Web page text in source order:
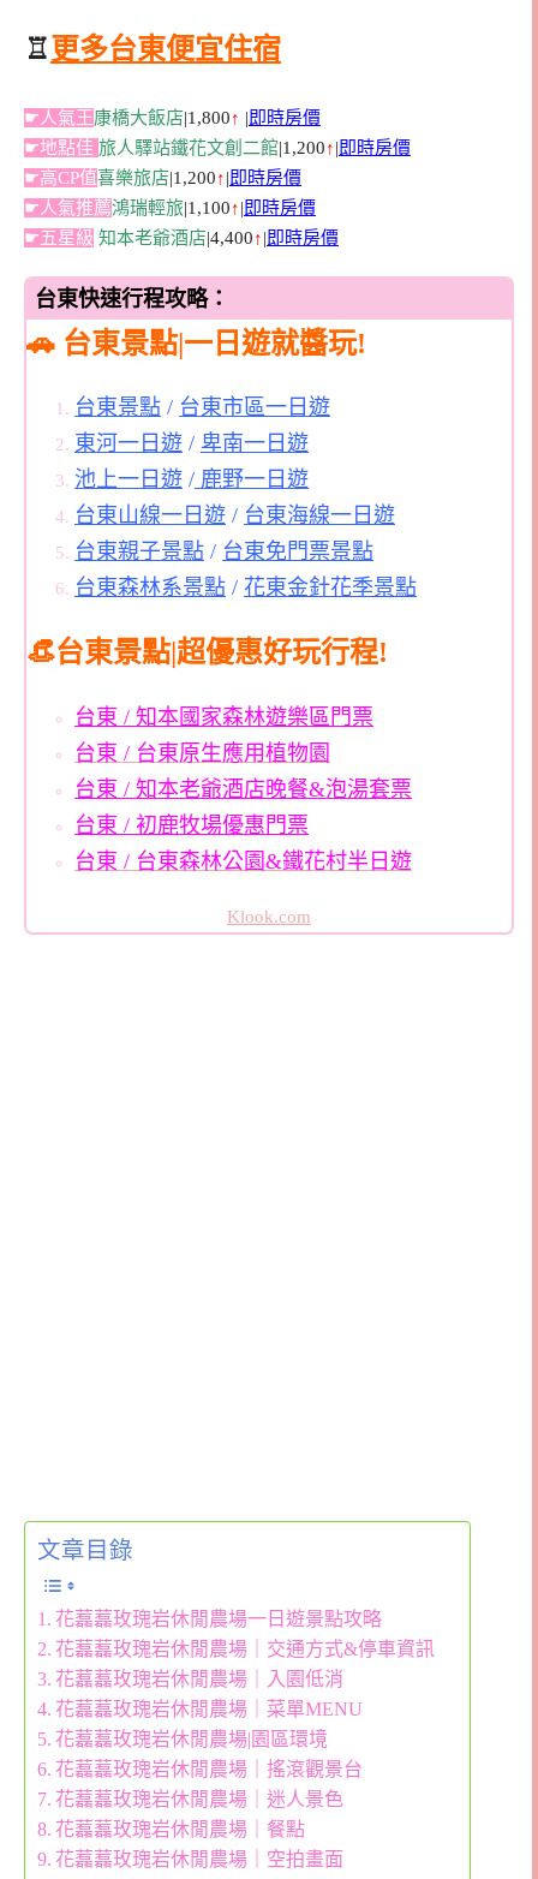
♖ 更多台東便宜住宿
☛人氣王康橋大飯店|1,800↑ |即時房價
☛地點佳 旅人驛站鐵花文創二館|1,200↑|即時房價
☛高CP值喜樂旅店|1,200↑|即時房價
☛人氣推薦鴻瑞輕旅|1,100↑|即時房價
☛五星級 知本老爺酒店|4,400↑|即時房價
台東快速行程攻略：
🚗 台東景點|一日遊就醬玩!
台東景點 / 台東市區一日遊
東河一日遊 / 卑南一日遊
池上一日遊 / 鹿野一日遊
台東山線一日遊 / 台東海線一日遊
台東親子景點 / 台東免門票景點
台東森林系景點 / 花東金針花季景點
👒台東景點|超優惠好玩行程!
台東 / 知本國家森林遊樂區門票
台東 / 台東原生應用植物園
台東 / 知本老爺酒店晚餐&泡湯套票
台東 / 初鹿牧場優惠門票
台東 / 台東森林公園&鐵花村半日遊
Klook.com
文章目錄
花藞藞玫瑰岩休閒農場一日遊景點攻略
花藞藞玫瑰岩休閒農場｜交通方式&停車資訊
花藞藞玫瑰岩休閒農場｜入園低消
花藞藞玫瑰岩休閒農場｜菜單MENU
花藞藞玫瑰岩休閒農場|園區環境
花藞藞玫瑰岩休閒農場｜搖滾觀景台
花藞藞玫瑰岩休閒農場｜迷人景色
花藞藞玫瑰岩休閒農場｜餐點
花藞藞玫瑰岩休閒農場｜空拍畫面